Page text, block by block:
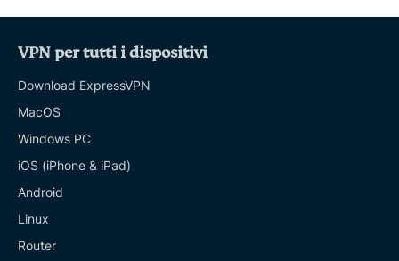
VPN per tutti i dispositivi
Download ExpressVPN
MacOS
Windows PC
iOS (iPhone & iPad)
Android
Linux
Router